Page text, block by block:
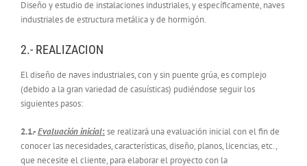
Diseño y estudio de instalaciones industriales, y específicamente, naves
industriales de estructura metálica y de hormigón.
2.- REALIZACION
El diseño de naves industriales, con y sin puente grúa, es complejo
(debido a la gran variedad de casuísticas) pudiéndose seguir los
siguientes pasos:
2.1.-Evaluación inicial: se realizará una evaluación inicial con el fin de
conocer las necesidades, características, diseño, planos, licencias, etc.,
que necesite el cliente, para elaborar el proyecto con la